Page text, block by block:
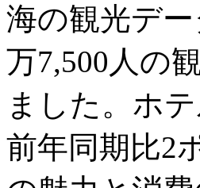
海の観光デ
万7,500人の
ました。ホ
前年同期比2